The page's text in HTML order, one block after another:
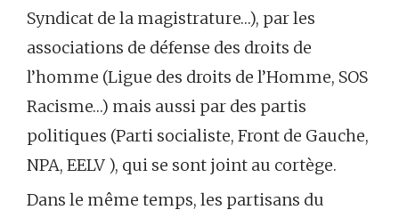
Syndicat de la magistrature…), par les
associations de défense des droits de
l’homme (Ligue des droits de l’Homme, SOS
Racisme…) mais aussi par des partis
politiques (Parti socialiste, Front de Gauche,
NPA, EELV ), qui se sont joint au cortège.
Dans le même temps, les partisans du